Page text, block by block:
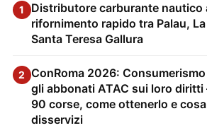
1
Distributore carburante nautico
rifornimento rapido tra Palau,
Santa Teresa Gallura
2 ConRoma 2026:
gli abbonati ATAC sui loro diritti
90 corse, come ottenerlo e
disservizi